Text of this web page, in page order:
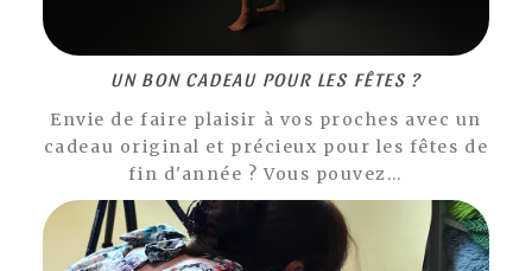
UN BON CADEAU POUR LES FÊTES ?
Envie de faire plaisir à vos proches avec un
cadeau original et précieux pour les fêtes de
fin d'année ? Vous pouvez…